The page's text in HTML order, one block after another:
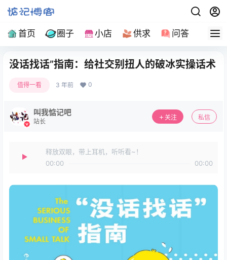
首页 圈子 小店 供求 问答 导航
没话找话”指南：给社交别扭人的破冰实操话术
值得一看 3 年前 0
叫我惦记吧
站长
关注 私信
释放双眼，带上耳机，听听看~！
00:00
00:00